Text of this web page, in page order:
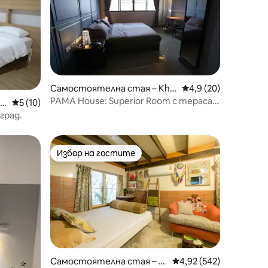
Средна оценка: 5 от 5, 10 отзива
5 (10)
Самостоятелна стая – Khe
t Khlong San
Средна оценка:
4,9 (20)
PAMA House: Superior Room с тераса
Избор на гостите
Избор на гостите
Самостоятелна стая – Б
Средна оценка: 4,92
4,92 (542)